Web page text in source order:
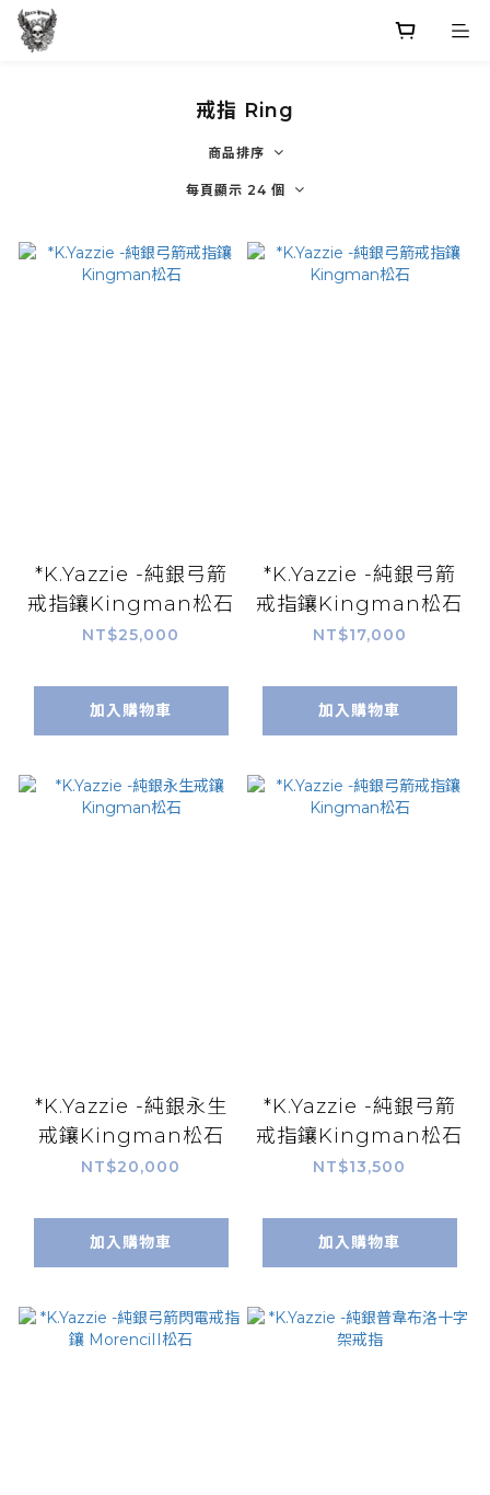
戒指 Ring
商品排序
每頁顯示 24 個
*K.Yazzie -純銀弓箭
戒指鑲Kingman松石
NT$25,000
加入購物車
*K.Yazzie -純銀弓箭
戒指鑲Kingman松石
NT$17,000
加入購物車
*K.Yazzie -純銀永生
戒鑲Kingman松石
NT$20,000
加入購物車
*K.Yazzie -純銀弓箭
戒指鑲Kingman松石
NT$13,500
加入購物車